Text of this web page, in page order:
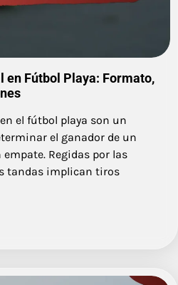
en Fútbol Playa: Formato,
el fútbol playa son un
el ganador de un
Regidas por las
tandas implican tiros